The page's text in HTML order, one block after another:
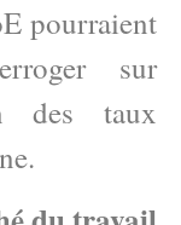
pourraient
sur
des taux